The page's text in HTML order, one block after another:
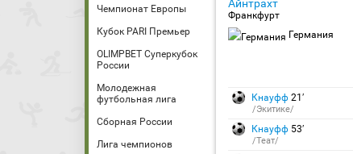
Чемпионат Европы
Кубок PARI Премьер
OLIMPBET Суперкубок
России
Молодежная
футбольная лига
Сборная России
Лига чемпионов
Франкфурт
Германия
Кнауфф 21′
/Экитике/
Кнауфф 53′
/Теат/